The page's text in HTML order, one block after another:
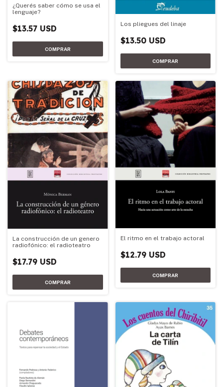
¿Querés saber cómo se usa el
lenguaje?
$13.57 USD Los pliegues del linaje
$13.50 USD
La construcción de un genero
radiofónico: el radioteatro
$17.79 USD
El ritmo en el trabajo actoral
$12.79 USD